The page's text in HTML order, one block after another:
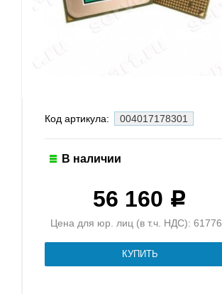
Код артикула: 004017178301
В наличии
56 160 Р
Цена для юр. лиц (в т.ч. НДС): 61776